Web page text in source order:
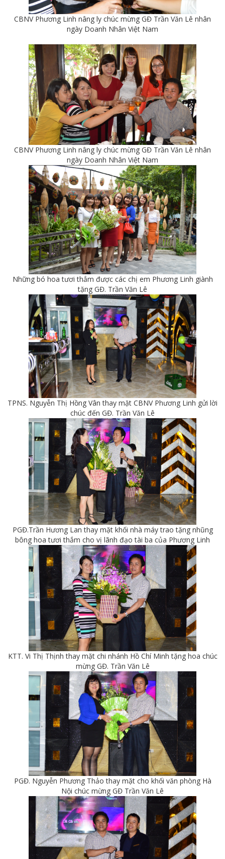
CBNV Phương Linh nâng ly chúc mừng GĐ Trần Văn Lê nhân
ngày Doanh Nhân Việt Nam
CBNV Phương Linh nâng ly chúc mừng GĐ Trần Văn Lê nhân
ngày Doanh Nhân Việt Nam
Những bó hoa tươi thắm được các chị em Phương Linh giành
tặng GĐ. Trần Văn Lê
TPNS. Nguyễn Thị Hồng Vân thay mặt CBNV Phương Linh gửi lời
chúc đến GĐ. Trần Văn Lê
PGĐ.Trần Hương Lan thay mặt khối nhà máy trao tặng nhũng
bông hoa tươi thắm cho vị lãnh đạo tài ba của Phương Linh
KTT. Vi Thị Thịnh thay mặt chi nhánh Hồ Chí Minh tặng hoa chúc
mừng GĐ. Trần Văn Lê
PGĐ. Nguyễn Phương Thảo thay mặt cho khối văn phòng Hà
Nội chúc mừng GĐ Trần Văn Lê